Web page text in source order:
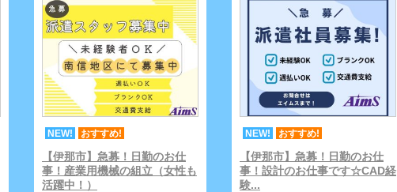
NEW! おすすめ!
【伊那市】急募！日勤のお仕
事！産業用機械の組立（女性も
活躍中！）
NEW! おすすめ!
【伊那市】急募！日勤のお仕
事！設計のお仕事です☆CAD経
験...